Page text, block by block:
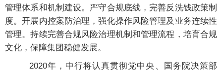
管理体系和机制建设。严守合规底线，完善反洗钱政策制
度。开展内控案防治理，强化操作风险管理及业务连续性
管理。持续完善合规风险治理机制和管理流程，培育合规
文化，保障集团稳健发展。
2020年，中行将认真贯彻党中央、国务院决策部